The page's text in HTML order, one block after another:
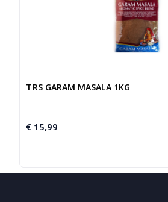
TRS GARAM MASALA 1KG
€ 15,99